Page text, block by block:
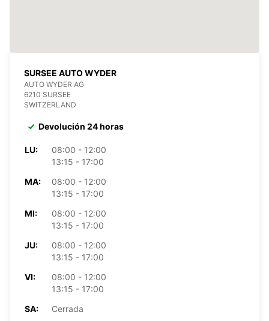
SURSEE AUTO WYDER
AUTO WYDER AG
6210 SURSEE
SWITZERLAND
Devolución 24 horas
LU:
08:00 - 12:00
13:15 - 17:00
MA:
08:00 - 12:00
13:15 - 17:00
MI:
08:00 - 12:00
13:15 - 17:00
JU:
08:00 - 12:00
13:15 - 17:00
VI:
08:00 - 12:00
13:15 - 17:00
SA:
Cerrada